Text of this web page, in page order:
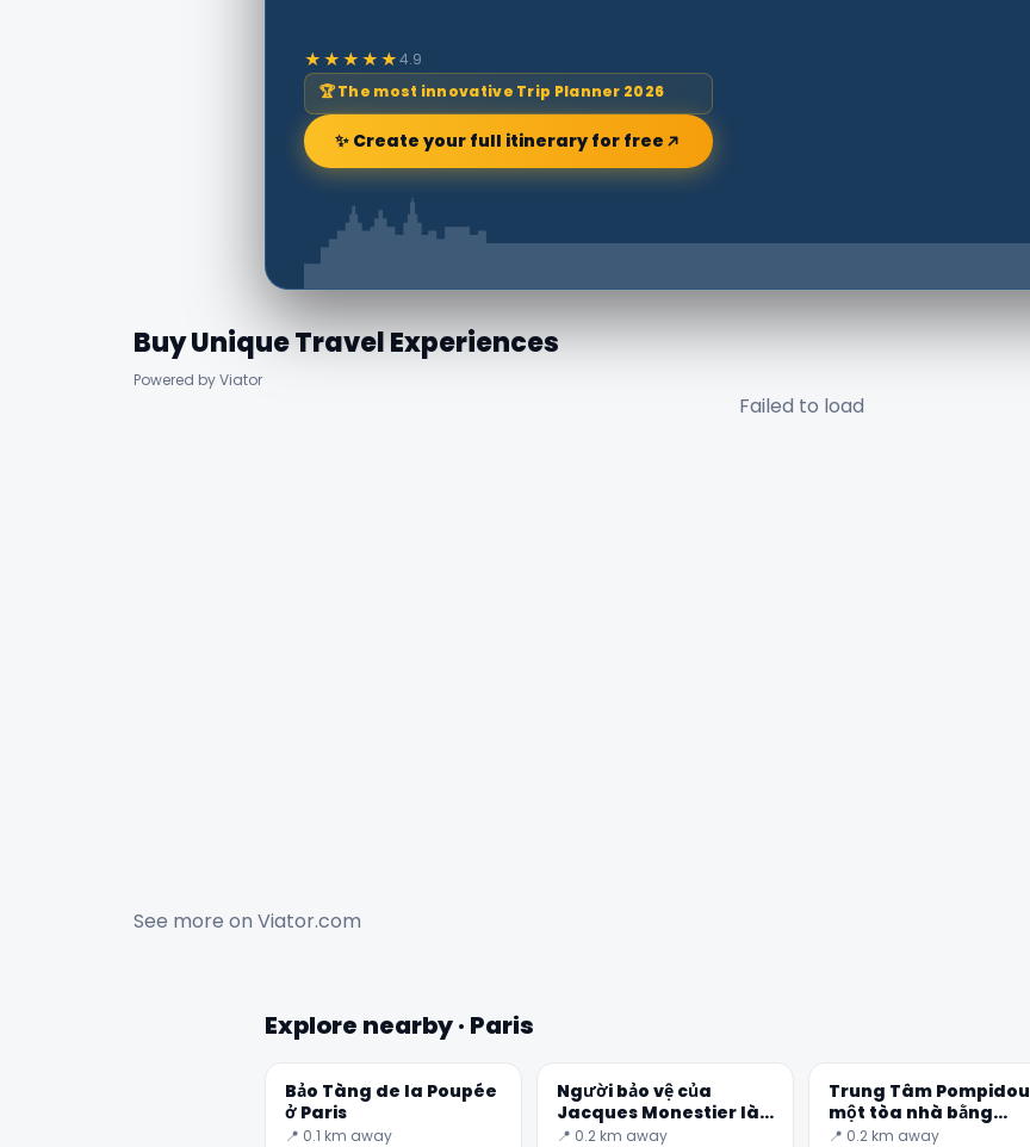
★★★★★4.9
🏆 The most innovative Trip Planner 2026
✨ Create your full itinerary for free
Buy Unique Travel Experiences
Powered by Viator
Failed to load
See more on Viator.com
Explore nearby · Paris
Bảo Tàng de la Poupée
ở Paris
📍 0.1 km away
Người bảo vệ của
Jacques Monestier là
thời gian ở Paris
📍 0.2 km away
Trung Tâm Pompidou
một tòa nhà bằng
đường ống
📍 0.2 km away
🏆🏆 #1 Trip Planner 2026
Rated best travel app worldwide